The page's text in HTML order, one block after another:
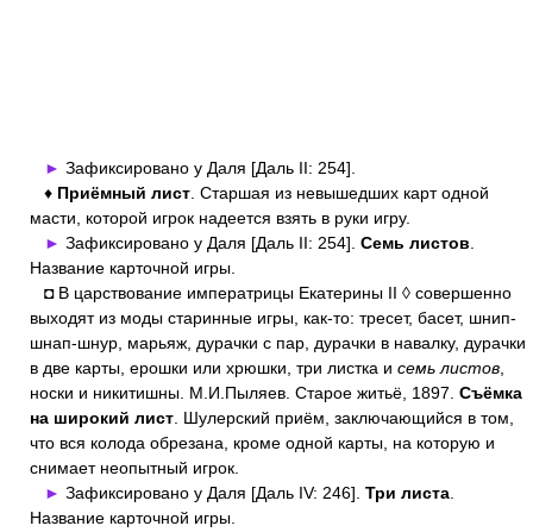
► Зафиксировано у Даля [Даль II: 254].
♦ Приёмный лист . Старшая из невышедших карт одной
масти, которой игрок надеется взять в руки игру.
► Зафиксировано у Даля [Даль II: 254]. Семь листов
Название карточной игры.
◘ В царствование императрицы Екатерины II ◊ совершенно
выходят из моды старинные игры, как-то: тресет, басет, шнип-
шнап-шнур, марьяж, дурачки с пар, дурачки в навалку, дурачки
в две карты, ерошки или хрюшки, три листка и семь листов
носки и никитишны. М.И.Пыляев. Старое житьё, 1897. Съёмка
на широкий лист . Шулерский приём, заключающийся в том,
что вся колода обрезана, кроме одной карты, на которую и
снимает неопытный игрок.
► Зафиксировано у Даля [Даль IV: 246]. Три листа
Название карточной игры.